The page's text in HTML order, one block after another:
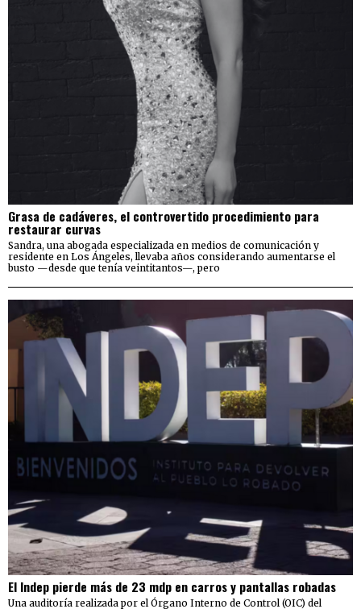
Grasa de cadáveres, el controvertido procedimiento para
restaurar curvas
Sandra, una abogada especializada en medios de comunicación y
residente en Los Ángeles, llevaba años considerando aumentarse el
busto —desde que tenía veintitantos—, pero
El Indep pierde más de 23 mdp en carros y pantallas robadas
Una auditoría realizada por el Órgano Interno de Control (OIC) del